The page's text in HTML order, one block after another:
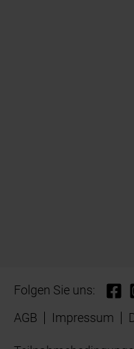
Folgen Sie uns:
AGB
Impressum